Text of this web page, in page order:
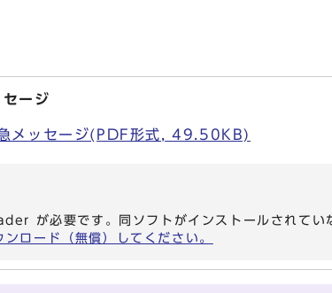
ージ
メッセージ(PDF形式, 49.50KB)
が必要です。同ソフトがインストールされてい
ロード（無償）してください。